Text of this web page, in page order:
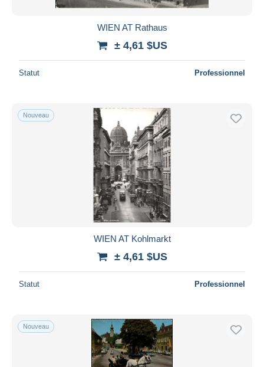
WIEN AT Rathaus
± 4,61 $US
Statut Professionnel
Nouveau
WIEN AT Kohlmarkt
± 4,61 $US
Statut Professionnel
Nouveau